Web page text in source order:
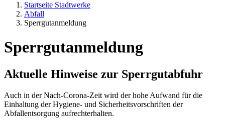
Startseite Stadtwerke
Abfall
Sperrgutanmeldung
Sperrgutanmeldung
Aktuelle Hinweise zur Sperrgutabfuhr
Auch in der Nach-Corona-Zeit wird der hohe Aufwand für die
Einhaltung der Hygiene- und Sicherheitsvorschriften der
Abfallentsorgung aufrechterhalten.